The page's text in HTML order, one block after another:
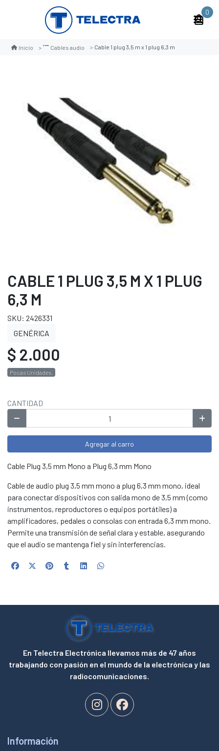
0
Inicio Cables audio Cable 1 plug 3,5 m x 1 plug 6,3 m
CABLE 1 PLUG 3,5 M X 1 PLUG
6,3 M
SKU: 2426331
GENÉRICA
$ 2.000
Pocas Unidades.
CANTIDAD
Agregar al carro
Cable Plug 3,5 mm Mono a Plug 6,3 mm Mono
Cable de audio plug 3,5 mm mono a plug 6,3 mm mono, ideal
para conectar dispositivos con salida mono de 3,5 mm (como
instrumentos, reproductores o equipos portátiles) a
amplificadores, pedales o consolas con entrada 6,3 mm mono.
Permite una transmisión de señal clara y estable, asegurando
que el audio se mantenga fiel y sin interferencias.
En Telectra Electrónica llevamos más de 47 años
trabajando con pasión en el mundo de la electrónica y las
radiocomunicaciones.
Información